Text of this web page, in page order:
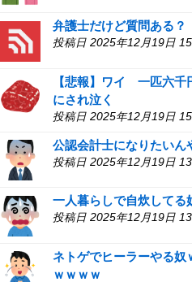
弁護士だけど質問ある？
投稿日 2025年12月19日
【悲報】ワイ 一匹六千
にされ泣く
投稿日 2025年12月19日
公認会計士になりたいん
投稿日 2025年12月19日
一人暮らしで自炊してる
投稿日 2025年12月19日
ネトゲでヒーラーやる奴
ｗｗｗｗ